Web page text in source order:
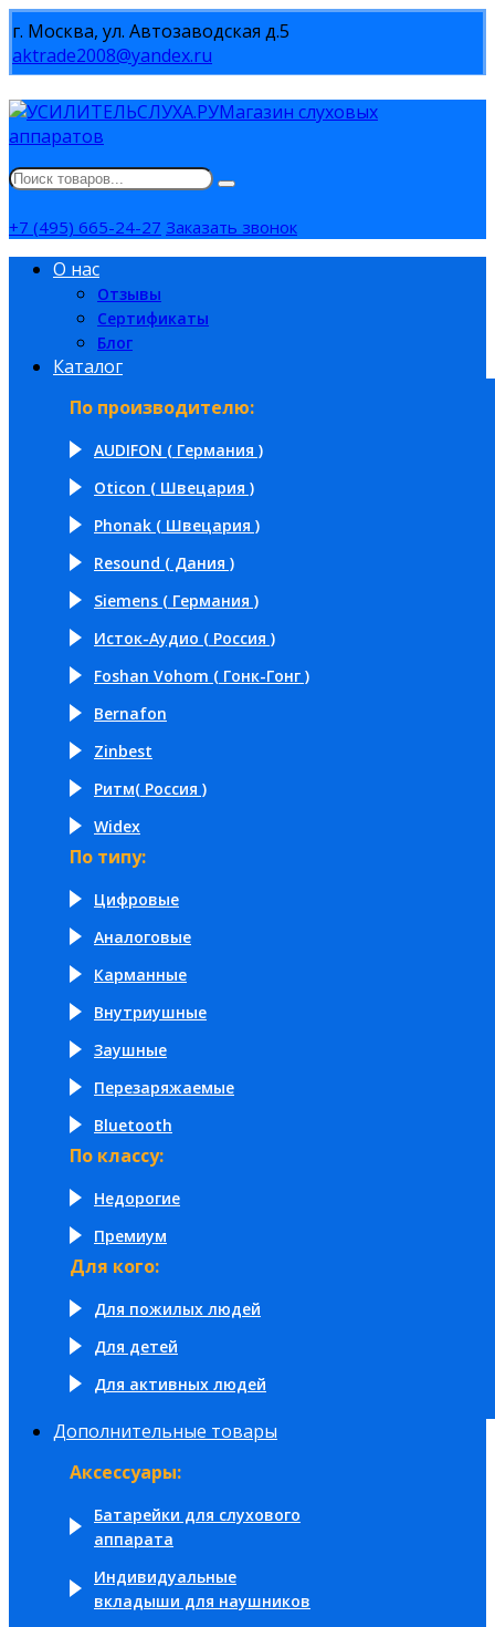
г. Москва, ул. Автозаводская д.5
aktrade2008@yandex.ru
Магазин слуховых
аппаратов
+7 (495) 665-24-27 Заказать звонок
О нас
Отзывы
Сертификаты
Блог
Каталог
По производителю:
AUDIFON ( Германия )
Oticon ( Швецария )
Phonak ( Швецария )
Resound ( Дания )
Siemens ( Германия )
Исток-Аудио ( Россия )
Foshan Vohom ( Гонк-Гонг )
Bernafon
Zinbest
Ритм( Россия )
Widex
По типу:
Цифровые
Аналоговые
Карманные
Внутриушные
Заушные
Перезаряжаемые
Bluetooth
По классу:
Недорогие
Премиум
Для кого:
Для пожилых людей
Для детей
Для активных людей
Дополнительные товары
Аксессуары:
Батарейки для слухового
аппарата
Индивидуальные
вкладыши для наушников